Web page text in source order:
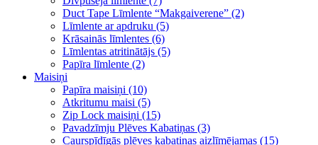
Duct Tape Līmlente “Makgaiverene” (2)
Līmlente ar apdruku (5)
Krāsainās līmlentes (6)
Līmlentas atritinātājs (5)
Papīra līmlente (2)
Maisiņi
Papīra maisiņi (10)
Atkritumu maisi (5)
Zip Lock maisiņi (15)
Pavadzīmju Plēves Kabatiņas (3)
Caurspīdīgās plēves kabatiņas aizlīmējamas (15)